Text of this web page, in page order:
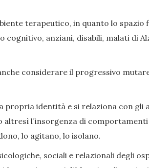
terapeutico, in quanto lo spazio
anziani, disabili, malati di
considerare il progressivo
propria identità e si relaziona con gli
l´insorgenza di
lo agitano, lo isolano.
sociali e relazionali degli